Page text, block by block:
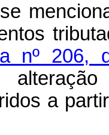
nº
a